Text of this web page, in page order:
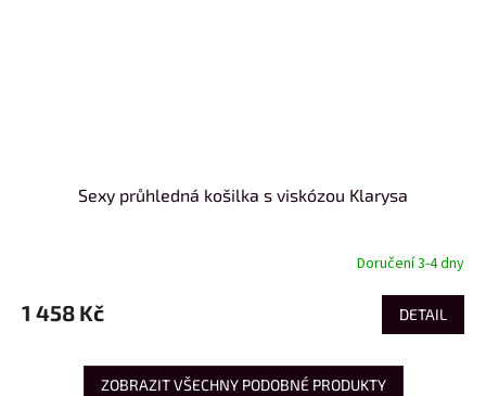
Sexy průhledná košilka s viskózou Klarysa
Doručení 3-4 dny
1 458 Kč DETAIL
ZOBRAZIT VŠECHNY PODOBNÉ PRODUKTY